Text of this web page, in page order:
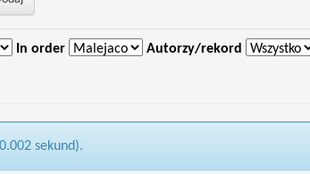
In order Autorzy/rekord
sekund).